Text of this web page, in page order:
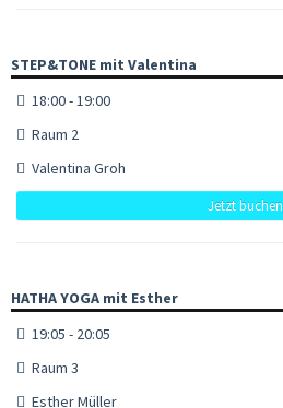
STEP&TONE mit Valentina
18:00 - 19:00
Raum 2
Valentina Groh
Jetzt buchen
HATHA YOGA mit Esther
19:05 - 20:05
Raum 3
Esther Müller